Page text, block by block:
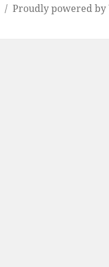
Proudly powered by